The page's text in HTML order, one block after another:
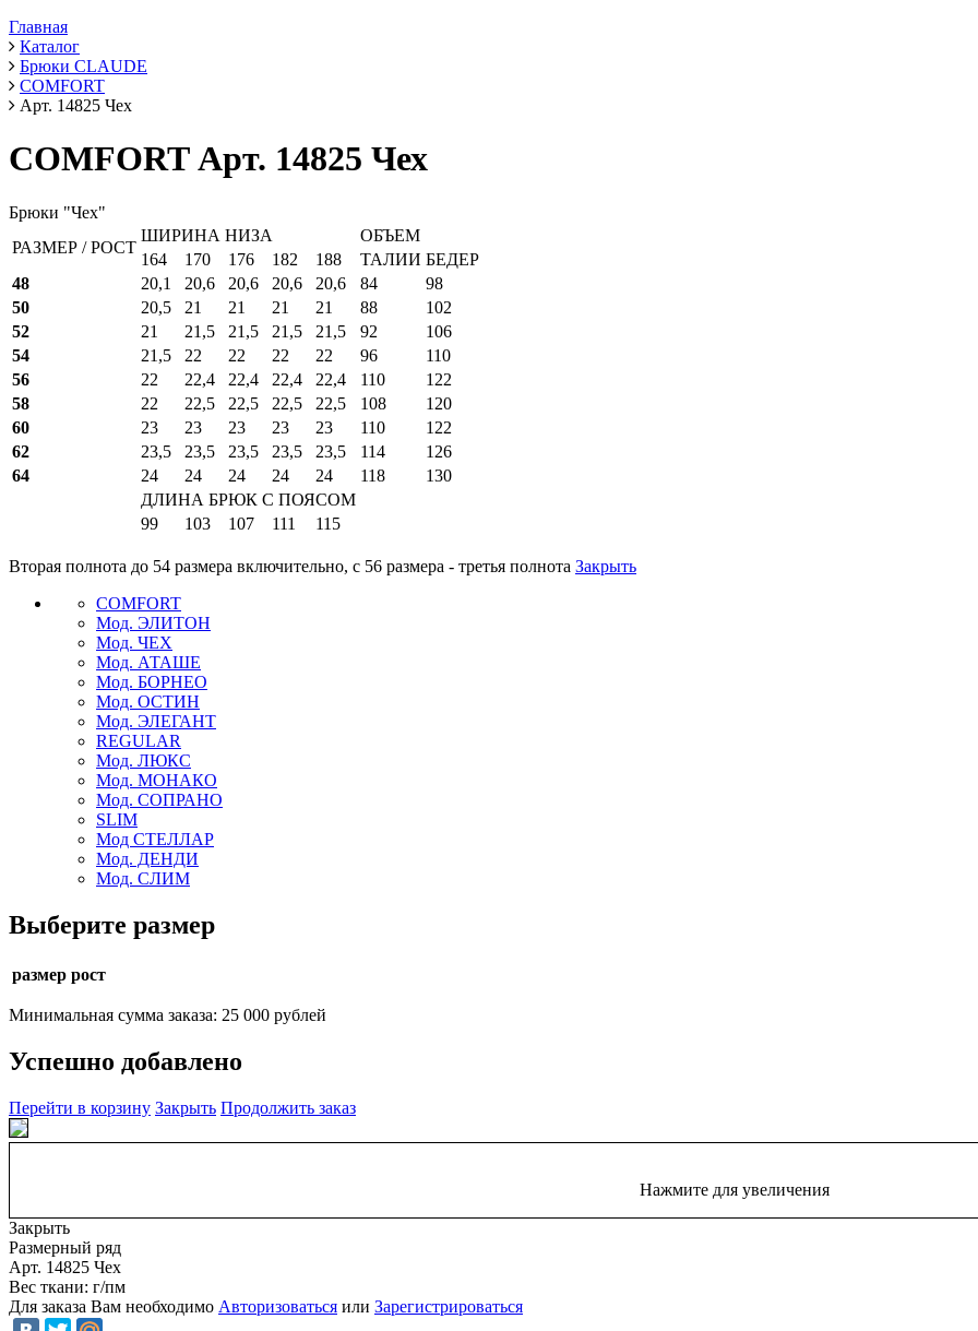
Главная
Каталог
Брюки CLAUDE
COMFORT
Арт. 14825 Чех
COMFORT Арт. 14825 Чех
Брюки "Чех"
РАЗМЕР / РОСТ
ШИРИНА НИЗА
ОБЪЕМ
164
170 176 182 188 ТАЛИИ БЕДЕР
48
20,1 20,6 20,6 20,6 20,6 84
98
50
20,5 21 21 21 21 88
102
52
21 21,5 21,5 21,5 21,5 92
106
54
21,5 22 22 22 22 96
110
56
22 22,4 22,4 22,4 22,4 110
122
58
22 22,5 22,5 22,5 22,5 108
120
60
23 23 23 23 23 110
122
62
23,5 23,5 23,5 23,5 23,5 114
126
64
24 24 24 24 24 118
130
ДЛИНА БРЮК С ПОЯСОМ
99
103 107 111 115
Вторая полнота до 54 размера включительно, с 56 размера - третья полнота Закрыть
COMFORT
Мод. ЭЛИТОН
Мод. ЧЕХ
Мод. АТАШЕ
Мод. БОРНЕО
Мод. ОСТИН
Мод. ЭЛЕГАНТ
REGULAR
Мод. ЛЮКС
Мод. МОНАКО
Мод. СОПРАНО
SLIM
Мод СТЕЛЛАР
Мод. ДЕНДИ
Мод. СЛИМ
Выберите размер
размер рост
Минимальная сумма заказа: 25 000 рублей
Успешно добавлено
Перейти в корзину Закрыть Продолжить заказ
Нажмите для увеличения
Закрыть
Размерный ряд
Арт. 14825 Чех
Вес ткани: г/пм
Для заказа Вам необходимо Авторизоваться или Зарегистрироваться